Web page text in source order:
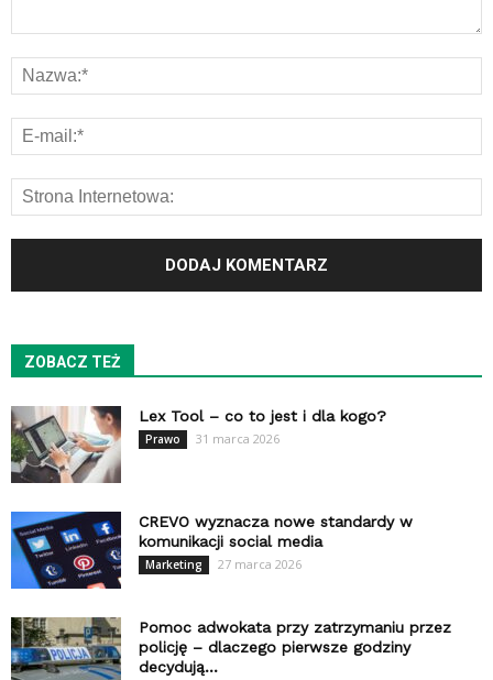
ZOBACZ TEŻ
Lex Tool – co to jest i dla kogo?
Prawo 31 marca 2026
CREVO wyznacza nowe standardy w
komunikacji social media
Marketing 27 marca 2026
Pomoc adwokata przy zatrzymaniu przez
policję – dlaczego pierwsze godziny
decydują...